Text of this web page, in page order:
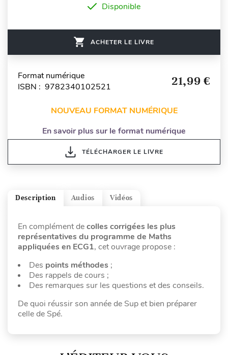
Disponible
ACHETER LE LIVRE
Format numérique
ISBN : 9782340102521
21,99 €
NOUVEAU FORMAT NUMÉRIQUE
En savoir plus sur le format numérique
TÉLÉCHARGER LE LIVRE
Vidéos
Audios
Description
En complément decolles corrigées les plus
représentatives du programme de Maths
appliquées en ECG1, cet ouvrage propose :
Des points méthodes ;
Des rappels de cours ;
Des remarques sur les questions et des conseils.
De quoi réussir son année de Sup et bien préparer
celle de Spé.